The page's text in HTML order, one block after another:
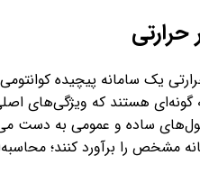
یک سامانه پیچیده
ساده و عمومی به دست
مشخص را برآورد کنند؛